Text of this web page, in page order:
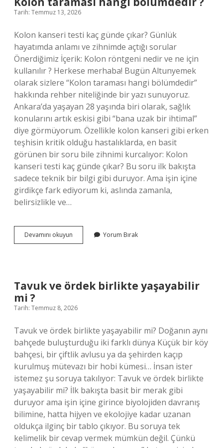
?
Tarih: Temmuz 13, 2026
Kolon kanseri testi kaç günde çıkar? Günlük
hayatımda anlamı ve zihnimde açtığı sorular
Önerdiğimiz İçerik: Kolon röntgeni nedir ve ne için
kullanılır ? Herkese merhaba! Bugün Altunyemek
olarak sizlere “Kolon taraması hangi bölümdedir”
hakkında rehber niteliğinde bir yazı sunuyoruz.
Ankara’da yaşayan 28 yaşında biri olarak, sağlık
konularını artık eskisi gibi “bana uzak bir ihtimal”
diye görmüyorum. Özellikle kolon kanseri gibi erken
teşhisin kritik olduğu hastalıklarda, en basit
görünen bir soru bile zihnimi kurcalıyor: Kolon
kanseri testi kaç günde çıkar? Bu soru ilk bakışta
sadece teknik bir bilgi gibi duruyor. Ama işin içine
girdikçe fark ediyorum ki, aslında zamanla,
belirsizlikle ve…
Devamını okuyun
taraması
Yorum Bırak
Tavuk ve ördek birlikte yaşayabilir
mi ?
Tarih: Temmuz 8, 2026
Tavuk ve ördek birlikte yaşayabilir mi? Doğanın aynı
bahçede buluşturduğu iki farklı dünya Küçük bir köy
bahçesi, bir çiftlik avlusu ya da şehirden kaçıp
kurulmuş mütevazı bir hobi kümesi… İnsan ister
istemez şu soruya takılıyor: Tavuk ve ördek birlikte
yaşayabilir mi? İlk bakışta basit bir merak gibi
duruyor ama işin içine girince biyolojiden davranış
bilimine, hatta hijyen ve ekolojiye kadar uzanan
oldukça ilginç bir tablo çıkıyor. Bu soruya tek
kelimelik bir cevap vermek mümkün değil. Çünkü